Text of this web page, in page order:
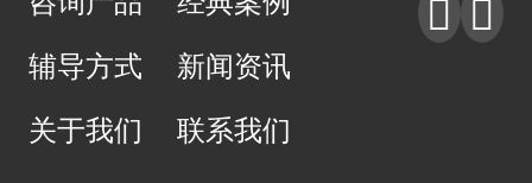
辅导方式 新闻资讯
关于我们 联系我们
 